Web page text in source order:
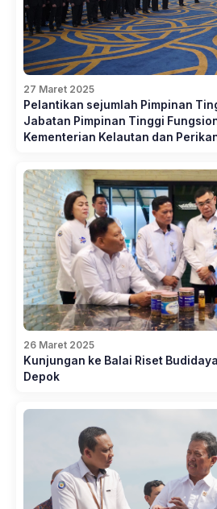
27 Maret 2025
Pelantikan sejumlah Pimpinan
Jabatan Pimpinan Tinggi
Kementerian Kelautan dan
26 Maret 2025
Kunjungan ke Balai Riset Budidaya
Depok